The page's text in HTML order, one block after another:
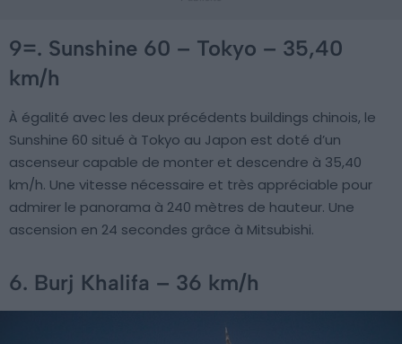
9=. Sunshine 60 – Tokyo – 35,40
km/h
À égalité avec les deux précédents buildings chinois, le
Sunshine 60 situé à Tokyo au Japon est doté d’un
ascenseur capable de monter et descendre à 35,40
km/h. Une vitesse nécessaire et très appréciable pour
admirer le panorama à 240 mètres de hauteur. Une
ascension en 24 secondes grâce à Mitsubishi.
6. Burj Khalifa – 36 km/h